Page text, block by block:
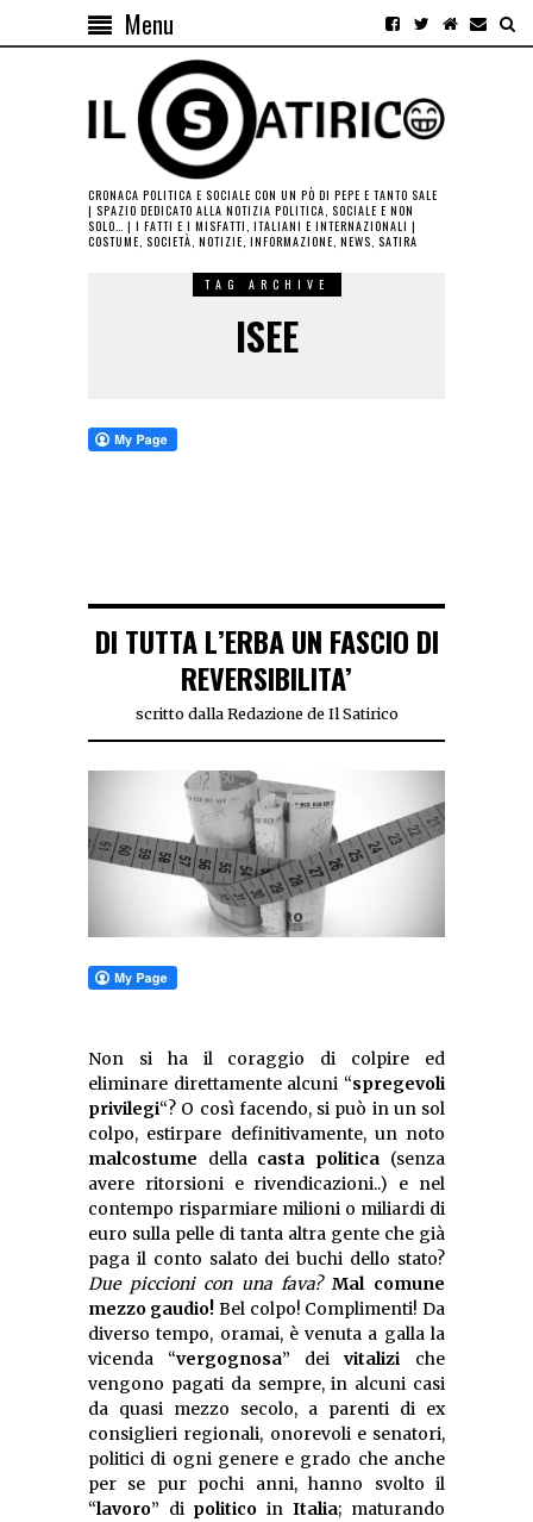
Menu
CRONACA POLITICA E SOCIALE CON UN PÒ DI PEPE E TANTO SALE
| SPAZIO DEDICATO ALLA NOTIZIA POLITICA, SOCIALE E NON
SOLO… | I FATTI E I MISFATTI, ITALIANI E INTERNAZIONALI |
COSTUME, SOCIETÀ, NOTIZIE, INFORMAZIONE, NEWS, SATIRA
TAG ARCHIVE
ISEE
DI TUTTA L’ERBA UN FASCIO DI
REVERSIBILITA’
scritto dalla Redazione de Il Satirico
Non si ha il coraggio di colpire ed
eliminare direttamente alcuni “spregevoli
privilegi“? O così facendo, si può in un sol
colpo, estirpare definitivamente, un noto
malcostume della casta politica (senza
avere ritorsioni e rivendicazioni..) e nel
contempo risparmiare milioni o miliardi di
euro sulla pelle di tanta altra gente che già
paga il conto salato dei buchi dello stato?
Due piccioni con una fava? Mal comune
mezzo gaudio! Bel colpo! Complimenti! Da
diverso tempo, oramai, è venuta a galla la
vicenda “vergognosa” dei vitalizi che
vengono pagati da sempre, in alcuni casi
da quasi mezzo secolo, a parenti di ex
consiglieri regionali, onorevoli e senatori,
politici di ogni genere e grado che anche
per se pur pochi anni, hanno svolto il
“lavoro” di politico in Italia; maturando